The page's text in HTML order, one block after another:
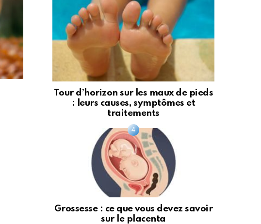
Tour d’horizon sur les maux de pieds
: leurs causes, symptômes et
traitements
Grossesse : ce que vous devez savoir
sur le placenta